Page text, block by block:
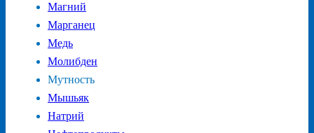
Магний
Марганец
Медь
Молибден
Мутность
Мышьяк
Натрий